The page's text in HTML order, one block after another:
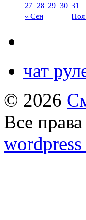
« Сен Ноя
27 28 29 30 31
чат
© 2026
Все